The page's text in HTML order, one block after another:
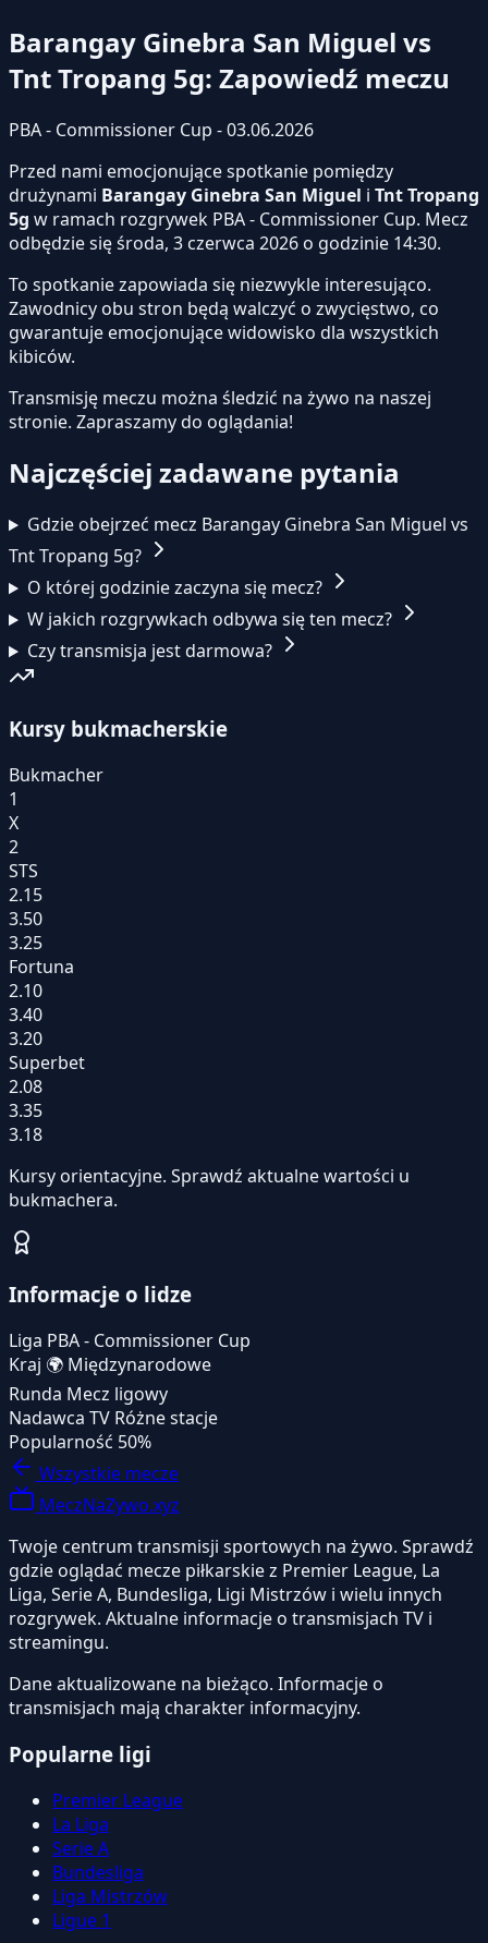
Barangay Ginebra San Miguel vs
Tnt Tropang 5g: Zapowiedź meczu
PBA - Commissioner Cup - 03.06.2026
Przed nami emocjonujące spotkanie pomiędzy
drużynami Barangay Ginebra San Miguel i Tnt Tropang
5g w ramach rozgrywek PBA - Commissioner Cup. Mecz
odbędzie się środa, 3 czerwca 2026 o godzinie 14:30.
To spotkanie zapowiada się niezwykle interesująco.
Zawodnicy obu stron będą walczyć o zwycięstwo, co
gwarantuje emocjonujące widowisko dla wszystkich
kibiców.
Transmisję meczu można śledzić na żywo na naszej
stronie. Zapraszamy do oglądania!
Najczęściej zadawane pytania
Gdzie obejrzeć mecz Barangay Ginebra San Miguel vs
Tnt Tropang 5g?
O której godzinie zaczyna się mecz?
W jakich rozgrywkach odbywa się ten mecz?
Czy transmisja jest darmowa?
Kursy bukmacherskie
Bukmacher
1
X
2
STS
2.15
3.50
3.25
Fortuna
2.10
3.40
3.20
Superbet
2.08
3.35
3.18
Kursy orientacyjne. Sprawdź aktualne wartości u
bukmachera.
Informacje o lidze
Liga PBA - Commissioner Cup
Kraj 🌍 Międzynarodowe
Runda Mecz ligowy
Nadawca TV Różne stacje
Popularność 50%
Wszystkie mecze
MeczNaZywo.xyz
Twoje centrum transmisji sportowych na żywo. Sprawdź
gdzie oglądać mecze piłkarskie z Premier League, La
Liga, Serie A, Bundesliga, Ligi Mistrzów i wielu innych
rozgrywek. Aktualne informacje o transmisjach TV i
streamingu.
Dane aktualizowane na bieżąco. Informacje o
transmisjach mają charakter informacyjny.
Popularne ligi
Premier League
La Liga
Serie A
Bundesliga
Liga Mistrzów
Ligue 1